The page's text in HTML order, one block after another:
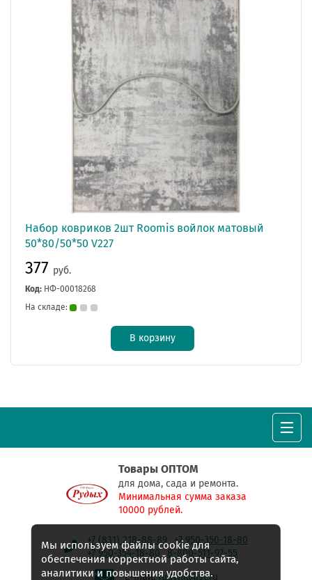
Набор ковриков 2шт Roomis войлок матовый
50*80/50*50 V227
377 руб.
Код: НФ-00018268
На складе:
В корзину
Товары ОПТОМ
для дома, сада и ремонта.
Минимальная сумма заказа
10000 рублей.
+7 (831) 218-88-89
+7 950-350-18-80
+7 950-354-18-80
8-800-511-97-55
E-mail:rudyh@list.ru
Мы используем файлы cookie для
обеспечения корректной работы сайта,
аналитики и повышения удобства.